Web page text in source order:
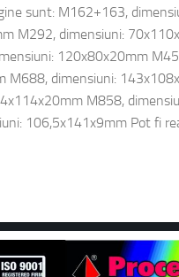
sunt: M162+163,
M292, dimensiuni:
120x80x20mm
M688, dimensiuni:
M858,
106,5x141x9mm Pot fi